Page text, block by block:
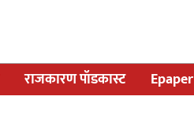
राजकारण पॉडकास्ट Epaper